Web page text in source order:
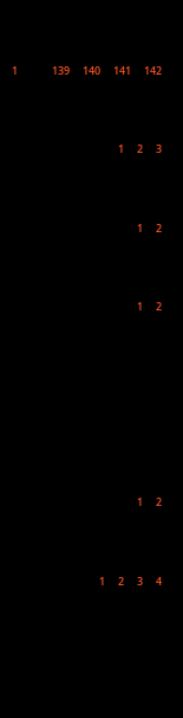
1 139 140 141 142
1 2 3
1 2
1 2
1 2
1 2 3 4